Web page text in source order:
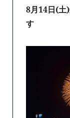
8月14日(土
す